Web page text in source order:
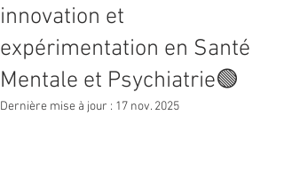
innovation et
expérimentation en Santé
Mentale et Psychiatrie🟢
Dernière mise à jour : 17 nov. 2025